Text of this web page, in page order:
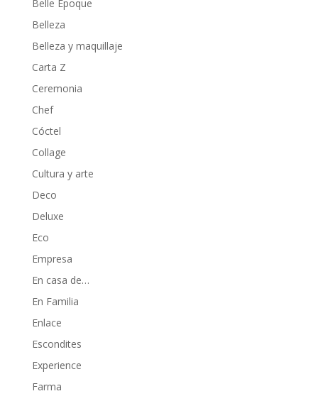
Belle Époque
Belleza
Belleza y maquillaje
Carta Z
Ceremonia
Chef
Cóctel
Collage
Cultura y arte
Deco
Deluxe
Eco
Empresa
En casa de…
En Familia
Enlace
Escondites
Experience
Farma